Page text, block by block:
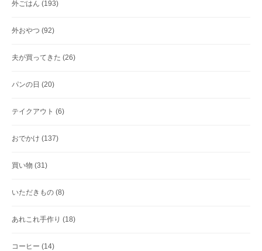
外ごはん (193)
外おやつ (92)
夫が買ってきた (26)
パンの日 (20)
テイクアウト (6)
おでかけ (137)
買い物 (31)
いただきもの (8)
あれこれ手作り (18)
コーヒー (14)